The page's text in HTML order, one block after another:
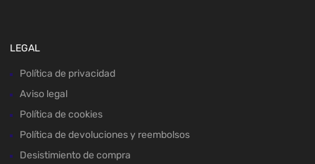
LEGAL
Política de privacidad
Aviso legal
Política de cookies
Política de devoluciones y reembolsos
Desistimiento de compra